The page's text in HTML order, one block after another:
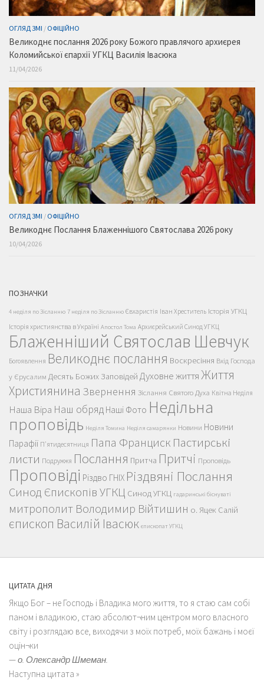
ОГЛЯД ЗМІ / ОФІЦІЙНО
Великоднє послання 2026 року Божого правлячого архиєрея
Коломийської єпархії УГКЦ Василія Івасюка
11/04/2026
ОГЛЯД ЗМІ / ОФІЦІЙНО
Великоднє Послання Блаженнішого Святослава 2026 року
10/04/2026
ПОЗНАЧКИ
4 неділя по Зісланню 7 неділя по Зісланню Євхаристія Іван Хреститель Історія УГКЦ
Історія християнства в Україні Апостол Тома Архиєрейський Синод УГКЦ
Блаженніший Святослав Шевчук
Богоявлення Великоднє послання Воскресіння Вхід Господа
у Єрусалим Десять Божих Заповідей Духовне життяЖиття
Християнина Звернення Зіслання Святого Духа Квітна Неділя
Наша Віра Наш обряд Наші Фото Недільна
проповідь Неділя Томина Неділя самарянки Новини Новини
Парафії П'ятидесятниця Папа Франциск Пастирські
листи Подружжя Послання Притча Притчі Проповідь
Проповіді Різдво ГНІХ Різдвяні Послання
Синод Єпископів УГКЦ Синод УГКЦ гадаринські біснуваті
митрополит Володимир Війтишин о. Яцек Салій
єпископ Василій Івасюк єпископат УГКЦ
ЦИТАТА ДНЯ
Якщо Бог – не Господь і Владика мого життя, то я стаю сам собі
паном і владикою, стаю абсолют¬ним центром мого власного
світу і розглядаю все, виходячи з моїх потреб, моїх бажань і моєї
оцін¬ки
—о. Олександр Шмеман.
Наступна цитата »